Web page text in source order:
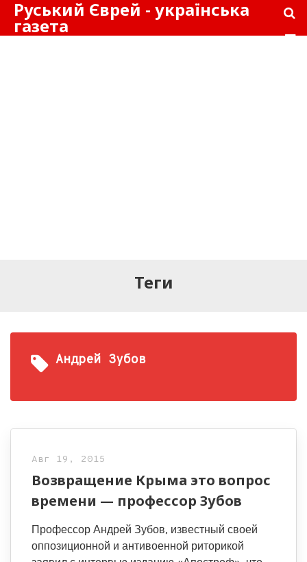
Руський Єврей - українська
газета
Теги
Андрей Зубов
Авг 19, 2015
Возвращение Крыма это вопрос
времени — профессор Зубов
Профессор Андрей Зубов, известный своей
оппозиционной и антивоенной риторикой